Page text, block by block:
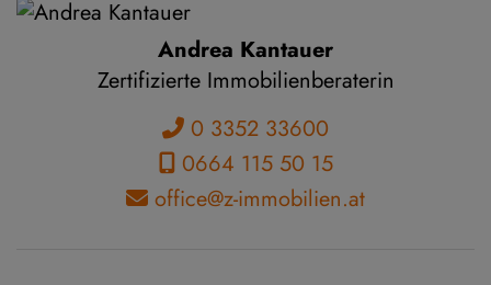
Andrea Kantauer
Zertifizierte Immobilienberaterin
0 3352 33600
0664 115 50 15
office@z-immobilien.at